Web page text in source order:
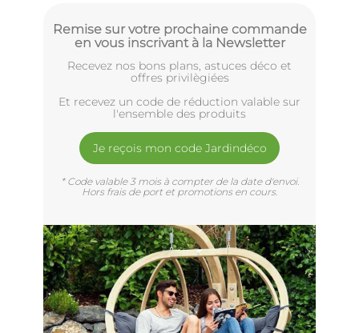
Remise sur votre prochaine commande
en vous inscrivant à la Newsletter
Recevez nos bons plans, astuces déco et
offres privilègiées
Et recevez un code de réduction valable sur
l'ensemble des produits
Je reçois mon code Jardindéco
* Code valable 3 mois à compter de la date d'envoi.
Hors frais de port et promotions en cours.